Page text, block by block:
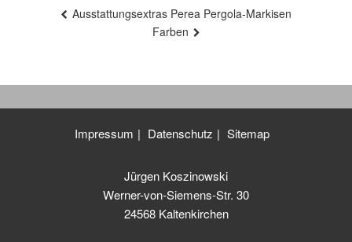
Ausstattungsextras Perea Pergola-Markisen
Farben
Impressum Datenschutz Sitemap
Jürgen Koszinowski
Werner-von-Siemens-Str. 30
24568 Kaltenkirchen